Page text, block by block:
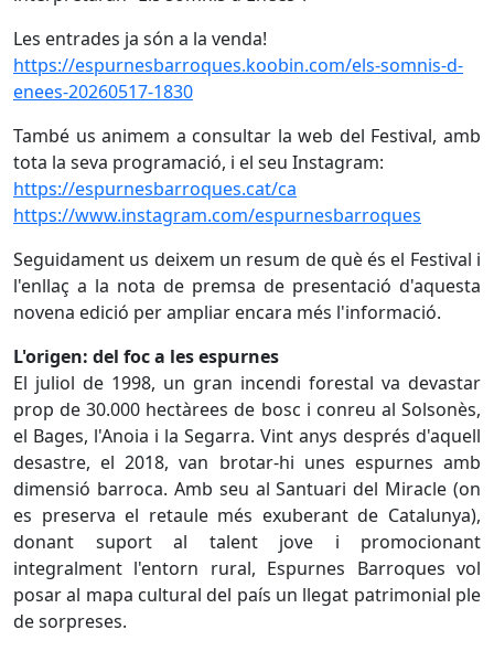
Les entrades ja són a la venda!
https://espurnesbarroques.koobin.com/els-somnis-d-
enees-20260517-1830
També us animem a consultar la web del Festival, amb
tota la seva programació, i el seu Instagram:
https://espurnesbarroques.cat/ca
https://www.instagram.com/espurnesbarroques
Seguidament us deixem un resum de què és el Festival i
l'enllaç a la nota de premsa de presentació d'aquesta
novena edició per ampliar encara més l'informació.
L'origen: del foc a les espurnes
El juliol de 1998, un gran incendi forestal va devastar
prop de 30.000 hectàrees de bosc i conreu al Solsonès,
el Bages, l'Anoia i la Segarra. Vint anys després d'aquell
desastre, el 2018, van brotar-hi unes espurnes amb
dimensió barroca. Amb seu al Santuari del Miracle (on
es preserva el retaule més exuberant de Catalunya),
donant suport al talent jove i promocionant
integralment l'entorn rural, Espurnes Barroques vol
posar al mapa cultural del país un llegat patrimonial ple
de sorpreses.